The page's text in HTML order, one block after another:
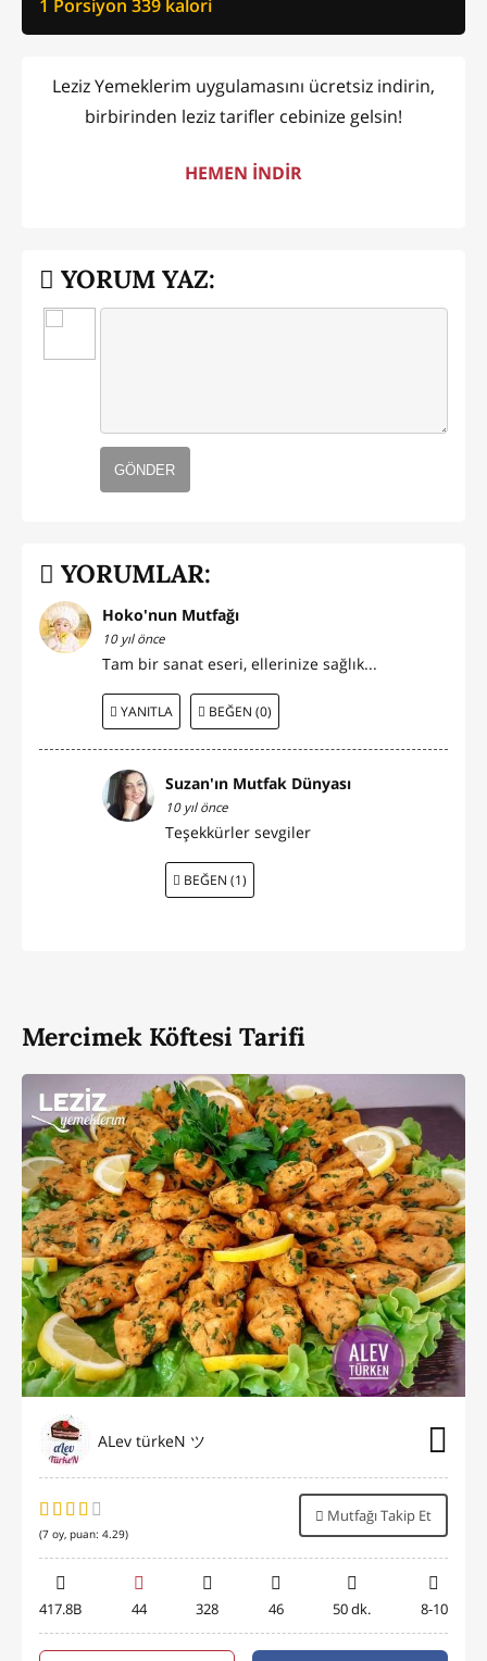
1 Porsiyon 339 kalori
Leziz Yemeklerim uygulamasını ücretsiz indirin,
birbirinden leziz tarifler cebinize gelsin!
HEMEN İNDİR
YORUM YAZ:
GÖNDER
YORUMLAR:
Hoko'nun Mutfağı
10 yıl önce
Tam bir sanat eseri, ellerinize sağlık...
YANITLA BEĞEN (0)
Suzan'ın Mutfak Dünyası
10 yıl önce
Teşekkürler sevgiler
BEĞEN (1)
Mercimek Köftesi Tarifi
ALev türkeN ツ
(7 oy, puan: 4.29)
Mutfağı Takip Et
417.8B 44 328 46 50 dk. 8-10